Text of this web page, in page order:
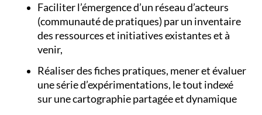
Faciliter l’émergence d’un réseau d’acteurs
(communauté de pratiques) par un inventaire
des ressources et initiatives existantes et à
venir,
Réaliser des fiches pratiques, mener et évaluer
une série d’expérimentations, le tout indexé
sur une cartographie partagée et dynamique